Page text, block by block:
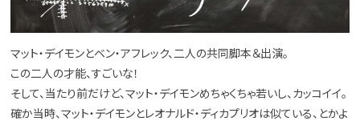
マット・デイモンとベン・アフレック、二人の共同脚本＆出演。
この二人の才能、すごいな！
そして、当たり前だけど、マット・デイモンめちゃくちゃ若いし、カッコイイ。
確か当時、マット・デイモンとレオナルド・ディカプリオは似ている、とかよ